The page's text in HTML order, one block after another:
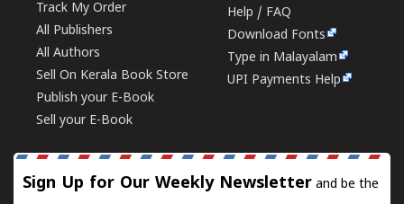
Track My Order
All Publishers
All Authors
Sell On Kerala Book Store
Publish your E-Book
Sell your E-Book
Help / FAQ
Download Fonts
Type in Malayalam
UPI Payments Help
Sign Up for Our Weekly Newsletter and be the